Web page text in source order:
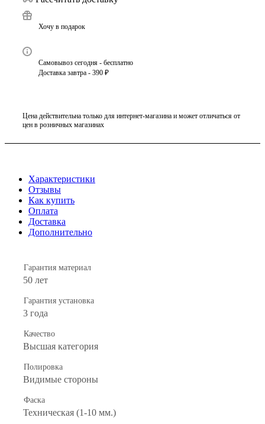
Хочу в подарок
Самовывоз сегодня - бесплатно
Доставка завтра - 390 ₽
Цена действительна только для интернет-магазина и может отличаться от
цен в розничных магазинах
Характеристики
Отзывы
Как купить
Оплата
Доставка
Дополнительно
Гарантия материал
50 лет
Гарантия установка
3 года
Качество
Высшая категория
Полировка
Видимые стороны
Фаска
Техническая (1-10 мм.)